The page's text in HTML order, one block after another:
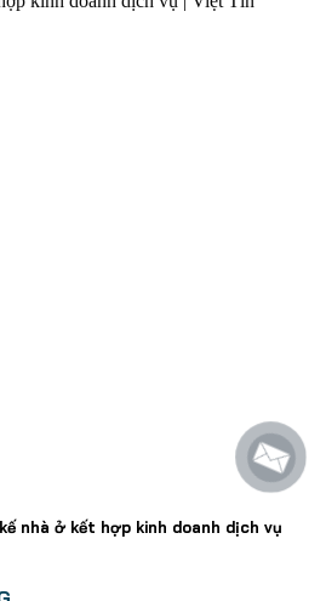
nhà ở kết hợp kinh doanh dịch vụ